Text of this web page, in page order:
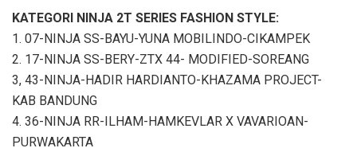
KATEGORI NINJA 2T SERIES FASHION STYLE:
1. 07-NINJA SS-BAYU-YUNA MOBILINDO-CIKAMPEK
2. 17-NINJA SS-BERY-ZTX 44- MODIFIED-SOREANG
3, 43-NINJA-HADIR HARDIANTO-KHAZAMA PROJECT-
KAB BANDUNG
4. 36-NINJA RR-ILHAM-HAMKEVLAR X VAVARIOAN-
PURWAKARTA